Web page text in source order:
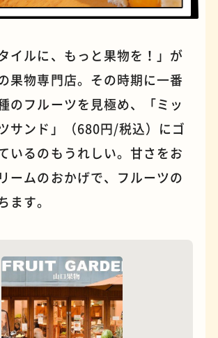
手芸
蕎麦
イルに、もっと果物を！」が
果物専門店。その時期に一番
のフルーツを見極め、「ミッ
サンド」（680円/税込）にゴ
いるのもうれしい。甘さをお
ームのおかげで、フルーツの
ます。